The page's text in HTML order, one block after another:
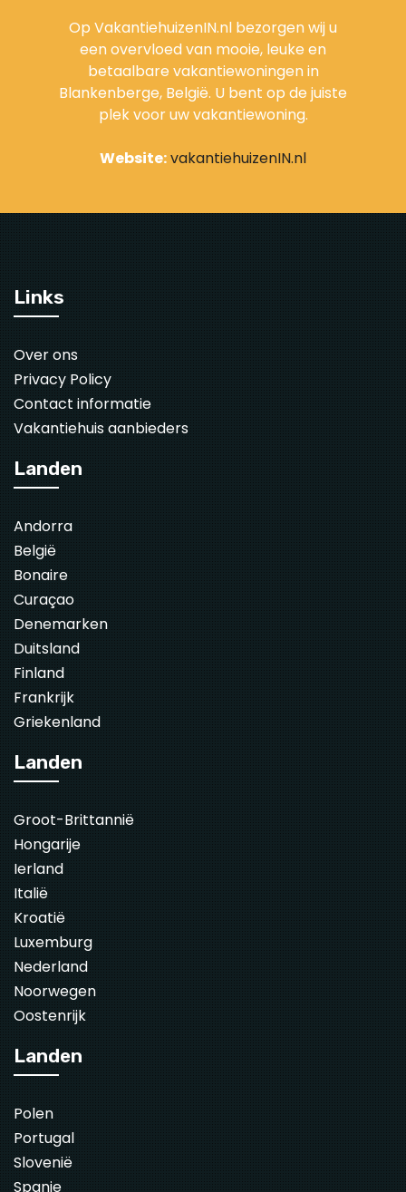
Op VakantiehuizenIN.nl bezorgen wij u
een overvloed van mooie, leuke en
betaalbare vakantiewoningen in
Blankenberge, België. U bent op de juiste
plek voor uw vakantiewoning.
Website:vakantiehuizenIN.nl
Links
Over ons
Privacy Policy
Contact informatie
Vakantiehuis aanbieders
Landen
Andorra
België
Bonaire
Curaçao
Denemarken
Duitsland
Finland
Frankrijk
Griekenland
Landen
Groot-Brittannië
Hongarije
Ierland
Italië
Kroatië
Luxemburg
Nederland
Noorwegen
Oostenrijk
Landen
Polen
Portugal
Slovenië
Spanje